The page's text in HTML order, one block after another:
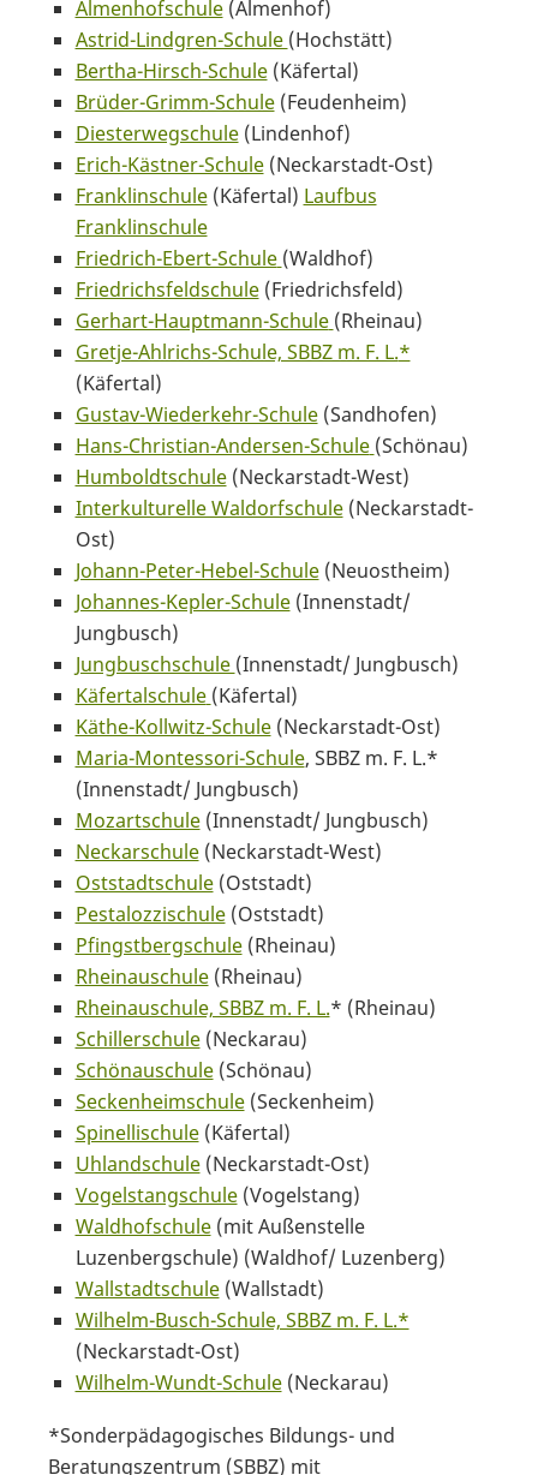
Almenhofschule(Almenhof)
Astrid-Lindgren-Schule (Hochstätt)
Bertha-Hirsch-Schule(Käfertal)
Brüder-Grimm-Schule(Feudenheim)
Diesterwegschule(Lindenhof)
Erich-Kästner-Schule(Neckarstadt-Ost)
Franklinschule(Käfertal) Laufbus
Franklinschule
Friedrich-Ebert-Schule (Waldhof)
Friedrichsfeldschule(Friedrichsfeld)
Gerhart-Hauptmann-Schule (Rheinau)
Gretje-Ahlrichs-Schule, SBBZ m. F. L.*
(Käfertal)
Gustav-Wiederkehr-Schule(Sandhofen)
Hans-Christian-Andersen-Schule (Schönau)
Humboldtschule(Neckarstadt-West)
Interkulturelle Waldorfschule(Neckarstadt-
Ost)
Johann-Peter-Hebel-Schule(Neuostheim)
Johannes-Kepler-Schule(Innenstadt/
Jungbusch)
Jungbuschschule (Innenstadt/ Jungbusch)
Käfertalschule (Käfertal)
Käthe-Kollwitz-Schule(Neckarstadt-Ost)
Maria-Montessori-Schule, SBBZ m. F. L.*
(Innenstadt/ Jungbusch)
Mozartschule(Innenstadt/ Jungbusch)
Neckarschule(Neckarstadt-West)
Oststadtschule(Oststadt)
Pestalozzischule(Oststadt)
Pfingstbergschule(Rheinau)
Rheinauschule(Rheinau)
Rheinauschule, SBBZ m. F. L.* (Rheinau)
Schillerschule(Neckarau)
Schönauschule(Schönau)
Seckenheimschule(Seckenheim)
Spinellischule(Käfertal)
Uhlandschule(Neckarstadt-Ost)
Vogelstangschule(Vogelstang)
Waldhofschule(mit Außenstelle
Luzenbergschule) (Waldhof/ Luzenberg)
Wallstadtschule(Wallstadt)
Wilhelm-Busch-Schule, SBBZ m. F. L.*
(Neckarstadt-Ost)
Wilhelm-Wundt-Schule(Neckarau)
*Sonderpädagogisches Bildungs- und
Beratungszentrum (SBBZ) mit